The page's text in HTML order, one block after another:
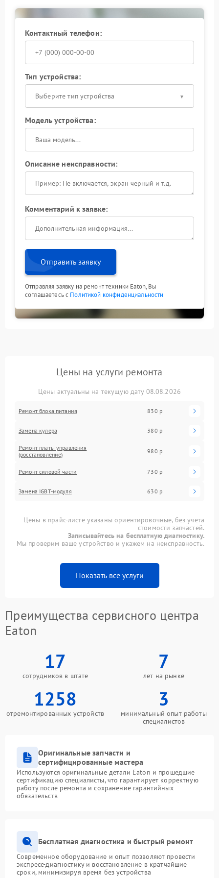
Контактный телефон:
Тип устройства:
Выберите тип устройства
Модель устройства:
Описание неисправности:
Комментарий к заявке:
Отправить заявку
Отправляя заявку на ремонт техники Eaton, Вы
соглашаетесь с Политикой конфиденциальности
Цены на услуги ремонта
Цены актуальны на текущую дату 08.08.2026
Ремонт блока питания 830 р
Замена кулера 380 р
Ремонт платы управления
(восстановление)
980 р
Ремонт силовой части 730 р
Замена IGBT-модуля 630 р
Цены в прайс-листе указаны ориентировочные, без учета
стоимости запчастей.
Записывайтесь на бесплатную диагностику.
Мы проверим ваше устройство и укажем на неисправность.
Показать все услуги
Преимущества сервисного центра
Eaton
17
сотрудников в штате
7
лет на рынке
1258
отремонтированных устройств
3
минимальный опыт работы
специалистов
Оригинальные запчасти и
сертифицированные мастера
Используются оригинальные детали Eaton и прошедшие
сертификацию специалисты, что гарантирует корректную
работу после ремонта и сохранение гарантийных
обязательств
Бесплатная диагностика и быстрый ремонт
Современное оборудование и опыт позволяют провести
экспресс-диагностику и восстановление в кратчайшие
сроки, минимизируя время без устройства